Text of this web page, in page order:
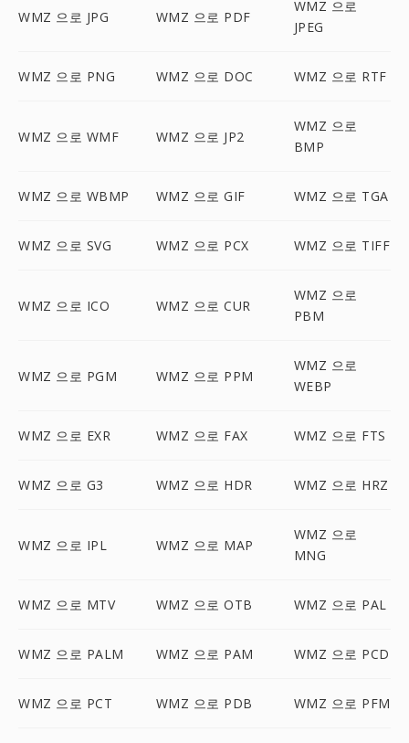
WMZ 으로 JPG WMZ 으로 PDF
WMZ 으로
JPEG
WMZ 으로 PNG WMZ 으로 DOC WMZ 으로 RTF
WMZ 으로 WMF WMZ 으로 JP2
WMZ 으로
BMP
WMZ 으로 WBMP WMZ 으로 GIF WMZ 으로 TGA
WMZ 으로 SVG WMZ 으로 PCX WMZ 으로 TIFF
WMZ 으로 ICO WMZ 으로 CUR
WMZ 으로
PBM
WMZ 으로 PGM WMZ 으로 PPM
WMZ 으로
WEBP
WMZ 으로 EXR WMZ 으로 FAX WMZ 으로 FTS
WMZ 으로 G3 WMZ 으로 HDR WMZ 으로 HRZ
WMZ 으로 IPL WMZ 으로 MAP
WMZ 으로
MNG
WMZ 으로 MTV WMZ 으로 OTB WMZ 으로 PAL
WMZ 으로 PALM WMZ 으로 PAM WMZ 으로 PCD
WMZ 으로 PCT WMZ 으로 PDB WMZ 으로 PFM